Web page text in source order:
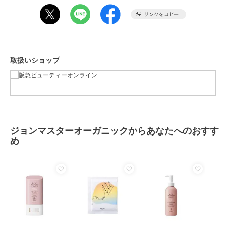
商品のお取り扱い方法
取扱いショップ
ジョンマスターオーガニックからあなたへのおすす
め